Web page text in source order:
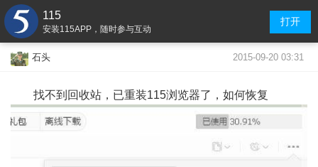
115
安装115APP，随时参与互动
打开
石头 2015-09-20 03:31
找不到回收站，已重装115浏览器了，如何恢复